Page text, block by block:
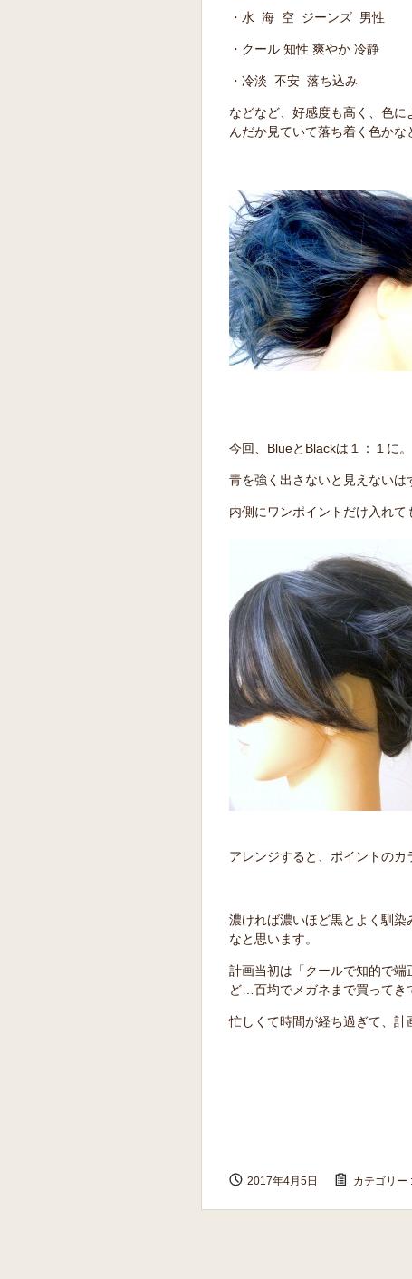
・水 海 空 ジーンズ 男性
・クール 知性 爽やか 冷静
・冷淡 不安 落ち込み
などなど、好感度も高く、色
んだか見ていて落ち着く色かな
今回、BlueとBlackは１：１に。
青を強く出さないと見えない
内側にワンポイントだけ入れ
アレンジすると、ポイントのカ
濃ければ濃いほど黒とよく馴
なと思います。
計画当初は「クールで知的で
ど…百均でメガネまで買ってき
忙しくて時間が経ち過ぎて、計
2017年4月5日 カテゴリー :